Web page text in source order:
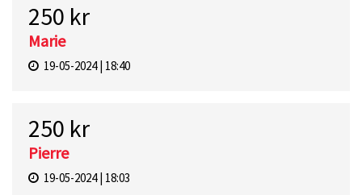
250 kr
Marie
19-05-2024 | 18:40
250 kr
Pierre
19-05-2024 | 18:03